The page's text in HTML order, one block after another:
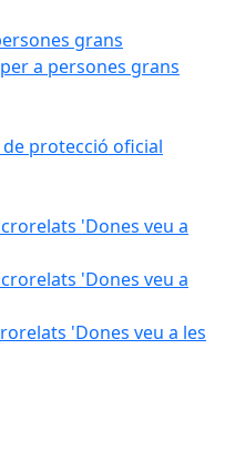
grans
a persones grans
de protecció oficial
'Dones veu a
'Dones veu a
'Dones veu a les